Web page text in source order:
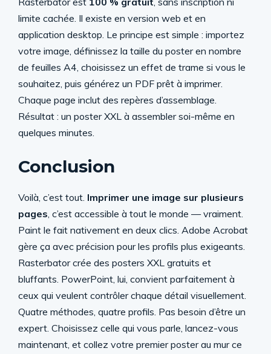
limite cachée. Il existe en version web et en
application desktop. Le principe est simple : importez
votre image, définissez la taille du poster en nombre
de feuilles A4, choisissez un effet de trame si vous le
souhaitez, puis générez un PDF prêt à imprimer.
Chaque page inclut des repères d’assemblage.
Résultat : un poster XXL à assembler soi-même en
quelques minutes.
Conclusion
Voilà, c’est tout. Imprimer une image sur plusieurs
pages, c’est accessible à tout le monde — vraiment.
Paint le fait nativement en deux clics. Adobe Acrobat
gère ça avec précision pour les profils plus exigeants.
Rasterbator crée des posters XXL gratuits et
bluffants. PowerPoint, lui, convient parfaitement à
ceux qui veulent contrôler chaque détail visuellement.
Quatre méthodes, quatre profils. Pas besoin d’être un
expert. Choisissez celle qui vous parle, lancez-vous
maintenant, et collez votre premier poster au mur ce